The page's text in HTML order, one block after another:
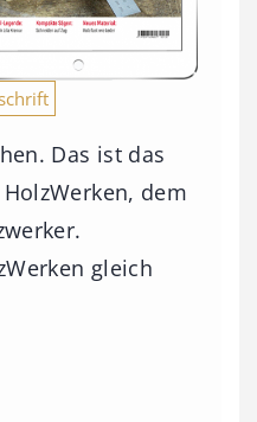
Das ist das
dem
gleich